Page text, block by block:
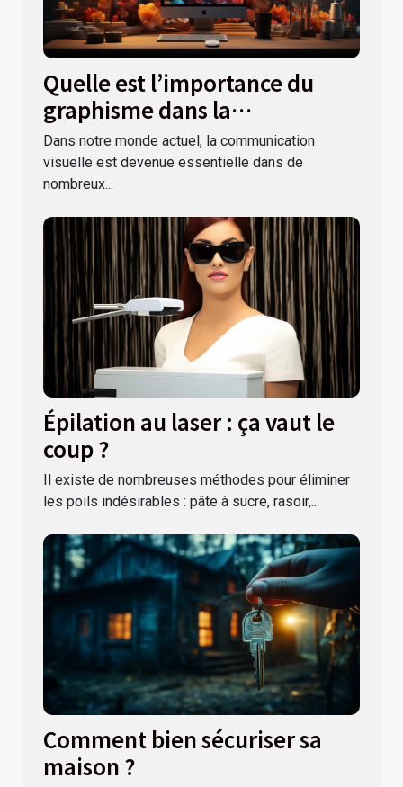
Quelle est l’importance du
graphisme dans la
communication visuelle ?
Dans notre monde actuel, la communication
visuelle est devenue essentielle dans de
nombreux...
Épilation au laser : ça vaut le
coup ?
Il existe de nombreuses méthodes pour éliminer
les poils indésirables : pâte à sucre, rasoir,...
Comment bien sécuriser sa
maison ?